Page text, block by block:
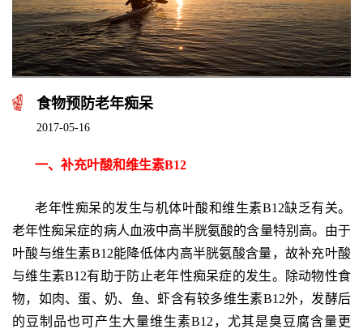
食物预防老年痴呆
2017-05-16
一、补充叶酸和维生素B12
老年性痴呆的发生与机体叶酸和维生素B12缺乏有关。
老年性痴呆症的病人血液中高半胱氨酸的含量特别高。由于
叶酸与维生素B12能降低体内高半胱氨酸含量，故补充叶酸
与维生素B12有助于防止老年性痴呆症的发生。除动物性食
物，如肉、蛋、奶、鱼、虾含有较多维生素B12外，发酵后
的豆制品也可产生大量维生素B12，尤其是臭豆腐含量更